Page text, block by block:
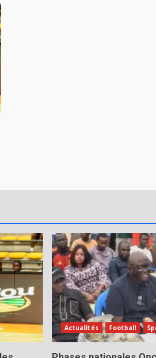
Actualités Football